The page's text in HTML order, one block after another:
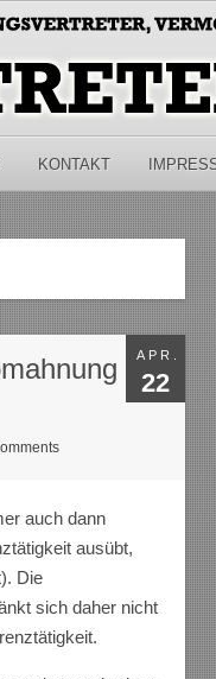
KONTAKT
APR.
22
auch dann
ausübt,
Die
sich daher nicht